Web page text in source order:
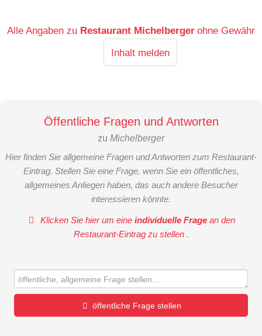
Alle Angaben zu Restaurant Michelberger ohne Gewähr
Inhalt melden
Öffentliche Fragen und Antworten
zu Michelberger
Hier finden Sie allgemeine Fragen und Antworten zum Restaurant-
Eintrag. Stellen Sie eine Frage, wenn Sie ein öffentliches,
allgemeines Anliegen haben, das auch andere Besucher
interessieren könnte.
Klicken Sie hier um eineindividuelle Frage an den
Restaurant-Eintrag zu stellen .
öffentliche Frage stellen